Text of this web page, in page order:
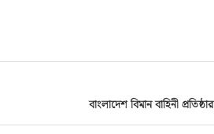
বাংলাদেশ বিমান বাহিনী